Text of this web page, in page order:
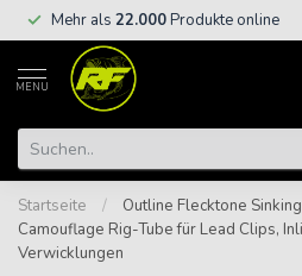
Mehr als 22.000Produkte online
MENU
Startseite /
Outline Flecktone
Camouflage Rig-Tube für Lead Clips,
Verwicklungen